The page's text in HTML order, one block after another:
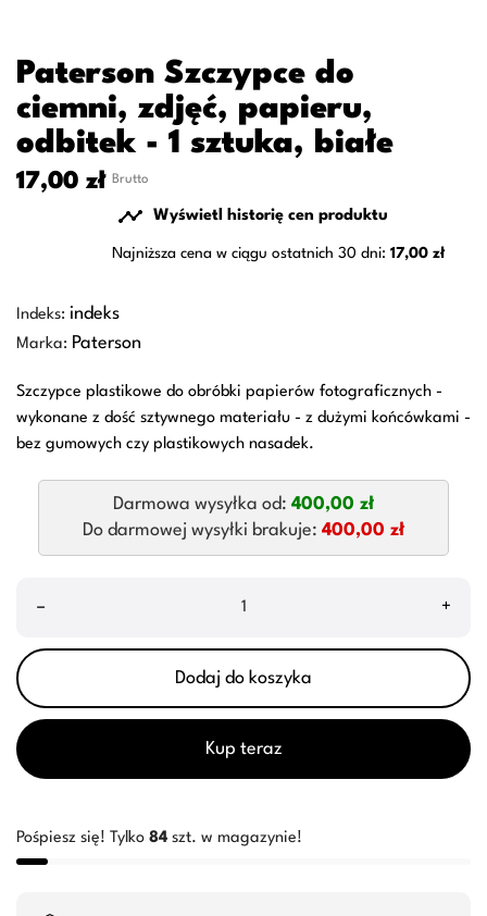
Paterson Szczypce do
ciemni, zdjęć, papieru,
odbitek - 1 sztuka, białe
17,00 zł Brutto
 Wyświetl historię cen produktu
Najniższa cena w ciągu ostatnich 30 dni: 17,00 zł
Indeks: indeks
Marka: Paterson
Szczypce plastikowe do obróbki papierów fotograficznych -
wykonane z dość sztywnego materiału - z dużymi końcówkami -
bez gumowych czy plastikowych nasadek.
Darmowa wysyłka od: 400,00 zł
Do darmowej wysyłki brakuje: 400,00 zł
– +
Dodaj do koszyka
Kup teraz
Pośpiesz się! Tylko 84 szt. w magazynie!